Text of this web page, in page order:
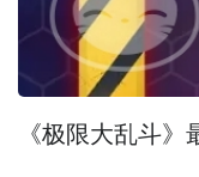
《极限大乱斗